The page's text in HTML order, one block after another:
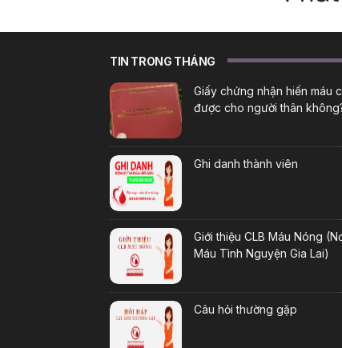
TIN TRONG THÁNG
Giấy chứng nhận hiến máu
được cho người thân
Ghi danh thành viên
Giới thiệu CLB Máu Nóng
Máu Tình Nguyện Gia Lai)
Câu hỏi thường gặp